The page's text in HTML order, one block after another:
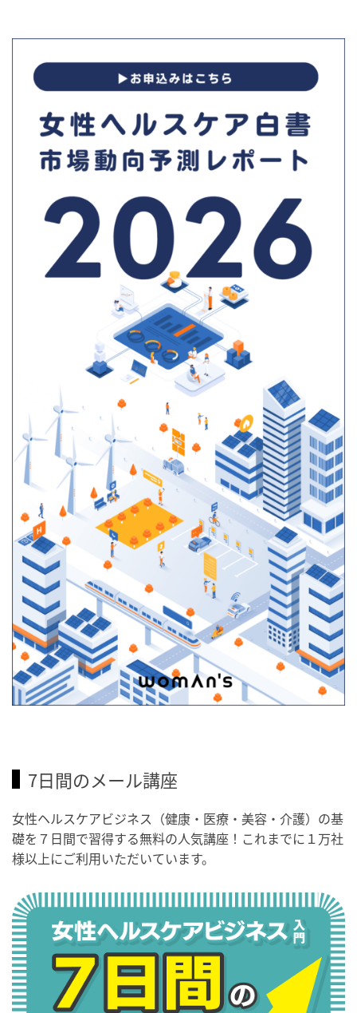
7日間のメール講座
女性ヘルスケアビジネス（健康・医療・美容・介護）の基
礎を７日間で習得する無料の人気講座！これまでに１万社
様以上にご利用いただいています。